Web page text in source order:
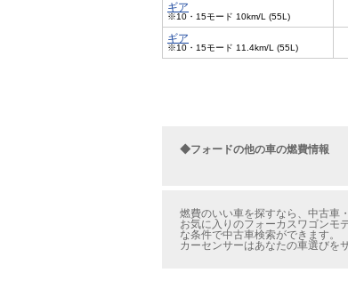
ギア
※10・15モード 10km/L (55L)
ギア
※10・15モード 11.4km/L (55L)
◆フォードの他の車の燃費情報
燃費のいい車を探すなら、中古車
お気に入りのフォーカスワゴンモ
な条件で中古車検索ができます。
カーセンサーはあなたの車選びを